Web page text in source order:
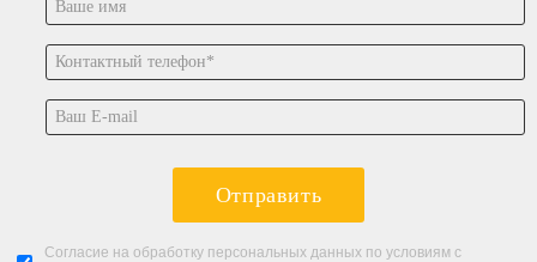
Отправить
Согласие на обработку персональных данных по условиям с